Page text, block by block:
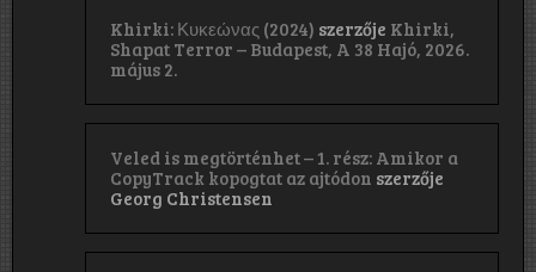
Khirki: Κ​υ​κ​ε​ώ​ν​α​ς (2024) szerzője Khirki,
Shapat Terror – Budapest, A 38 Hajó, 2026.
május 2.
Veled is megtörténhet – 1. rész: Amikor a
CopyTrack kopogtat az ajtódon szerzője
Georg Christensen